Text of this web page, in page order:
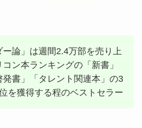
ー論」は週間2.4万部を売り上
ン本ランキングの「新書」
発書」「タレント関連本」の3
を獲得する程のベストセラー